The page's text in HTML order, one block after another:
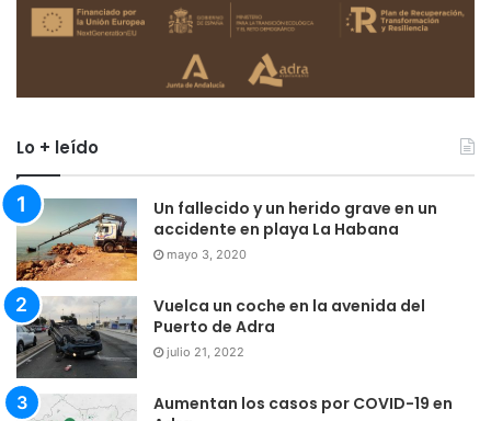
Lo + leído
Un fallecido y un herido grave en un
accidente en playa La Habana
mayo 3, 2020
Vuelca un coche en la avenida del
Puerto de Adra
julio 21, 2022
Aumentan los casos por COVID-19 en